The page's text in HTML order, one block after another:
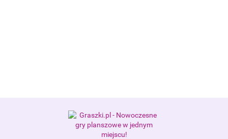
Alis Games – producent gier
planszowych i RPG